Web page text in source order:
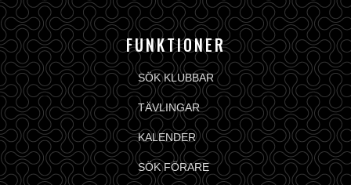
FUNKTIONER
SÖK KLUBBAR
TÄVLINGAR
KALENDER
SÖK FÖRARE